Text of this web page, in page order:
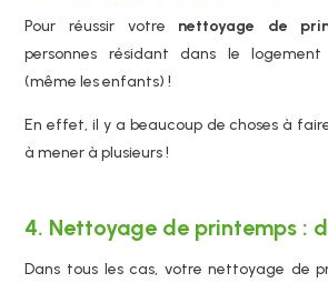
Pour réussir votre nettoyage de
personnes résidant dans le
(même les enfants) !
En effet, il y a beaucoup de choses à
à mener à plusieurs !
4. Nettoyage de printemps :
Dans tous les cas, votre nettoyage de